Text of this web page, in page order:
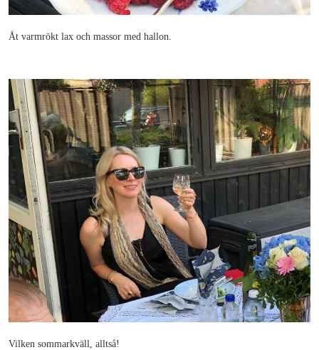
Åt varmrökt lax och massor med hallon.
Vilken sommarkväll, alltså!